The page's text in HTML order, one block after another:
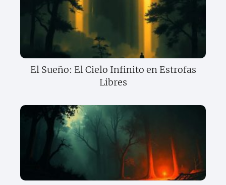
El Sueño: El Cielo Infinito en Estrofas
Libres